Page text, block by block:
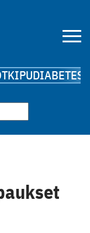
KIPUDIABETES